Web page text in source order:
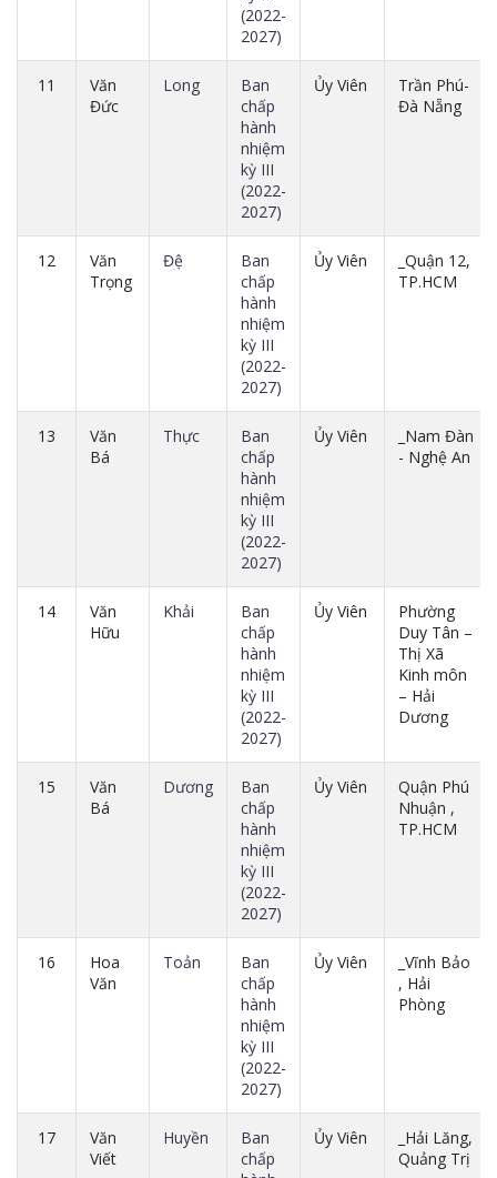
(2022-
2027)
11
Văn
Đức
Long
Ban
chấp
hành
nhiệm
kỳ III
(2022-
2027)
Ủy Viên
Trần Phú-
Đà Nẵng
12
Văn
Trọng
Đệ
Ban
chấp
hành
nhiệm
kỳ III
(2022-
2027)
Ủy Viên
_Quận 12,
TP.HCM
13
Văn
Bá
Thực
Ban
chấp
hành
nhiệm
kỳ III
(2022-
2027)
Ủy Viên
_Nam Đàn
- Nghệ An
14
Văn
Hữu
Khải
Ban
chấp
hành
nhiệm
kỳ III
(2022-
2027)
Ủy Viên
Phường
Duy Tân –
Thị Xã
Kinh môn
– Hải
Dương
15
Văn
Bá
Dương
Ban
chấp
hành
nhiệm
kỳ III
(2022-
2027)
Ủy Viên
Quận Phú
Nhuận ,
TP.HCM
16
Hoa
Văn
Toản
Ban
chấp
hành
nhiệm
kỳ III
(2022-
2027)
Ủy Viên
_Vĩnh Bảo
, Hải
Phòng
17
Văn
Viết
Huyền
Ban
chấp
Ủy Viên
_Hải Lăng,
Quảng Trị